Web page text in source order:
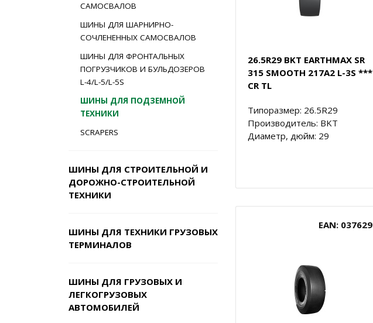
САМОСВАЛОВ
ШИНЫ ДЛЯ ШАРНИРНО-
СОЧЛЕНЕННЫХ САМОСВАЛОВ
ШИНЫ ДЛЯ ФРОНТАЛЬНЫХ
ПОГРУЗЧИКОВ И БУЛЬДОЗЕРОВ
L-4/L-5/L-5S
ШИНЫ ДЛЯ ПОДЗЕМНОЙ
ТЕХНИКИ
SCRAPERS
ШИНЫ ДЛЯ СТРОИТЕЛЬНОЙ И
ДОРОЖНО-СТРОИТЕЛЬНОЙ
ТЕХНИКИ
ШИНЫ ДЛЯ ТЕХНИКИ ГРУЗОВЫХ
ТЕРМИНАЛОВ
ШИНЫ ДЛЯ ГРУЗОВЫХ И
ЛЕГКОГРУЗОВЫХ
АВТОМОБИЛЕЙ
26.5R29 BKT EARTHMAX SR
315 SMOOTH 217A2 L-3S ***
CR TL
Типоразмер: 26.5R29
Производитель: BKT
Диаметр, дюйм: 29
EAN: 037629